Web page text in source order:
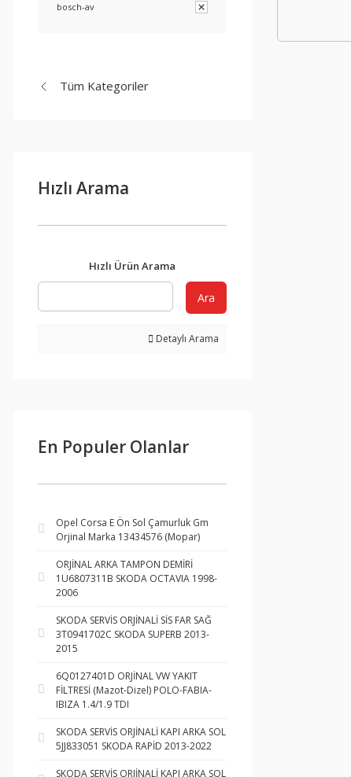
bosch-av
Tüm Kategoriler
Hızlı Arama
Hızlı Ürün Arama
Ara
Detaylı Arama
En Populer Olanlar
Opel Corsa E Ön Sol Çamurluk Gm
Orjinal Marka 13434576 (Mopar)
ORJİNAL ARKA TAMPON DEMİRİ
1U6807311B SKODA OCTAVIA 1998-
2006
SKODA SERVİS ORJİNALİ SİS FAR SAĞ
3T0941702C SKODA SUPERB 2013-
2015
6Q0127401D ORJİNAL VW YAKIT
FİLTRESİ (Mazot-Dizel) POLO-FABIA-
IBIZA 1.4/1.9 TDI
SKODA SERVİS ORJİNALİ KAPI ARKA SOL
5JJ833051 SKODA RAPİD 2013-2022
SKODA SERVİS ORJİNALİ KAPI ARKA SOL